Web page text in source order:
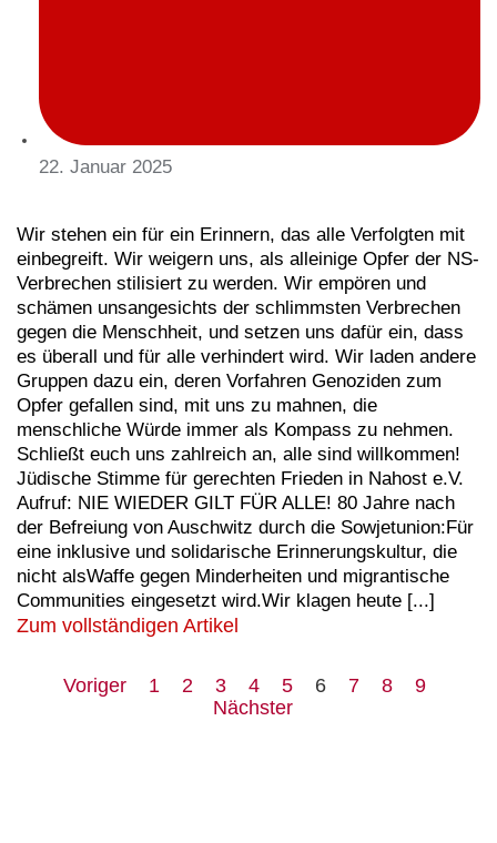
22. Januar 2025
Wir stehen ein für ein Erinnern, das alle Verfolgten mit
einbegreift. Wir weigern uns, als alleinige Opfer der NS-
Verbrechen stilisiert zu werden. Wir empören und
schämen unsangesichts der schlimmsten Verbrechen
gegen die Menschheit, und setzen uns dafür ein, dass
es überall und für alle verhindert wird. Wir laden andere
Gruppen dazu ein, deren Vorfahren Genoziden zum
Opfer gefallen sind, mit uns zu mahnen, die
menschliche Würde immer als Kompass zu nehmen.
Schließt euch uns zahlreich an, alle sind willkommen!
Jüdische Stimme für gerechten Frieden in Nahost e.V.
Aufruf: NIE WIEDER GILT FÜR ALLE! 80 Jahre nach
der Befreiung von Auschwitz durch die Sowjetunion:Für
eine inklusive und solidarische Erinnerungskultur, die
nicht alsWaffe gegen Minderheiten und migrantische
Communities eingesetzt wird.Wir klagen heute [...]
Zum vollständigen Artikel
Voriger 1 2 3 4 5 6 7 8
9
Nächster